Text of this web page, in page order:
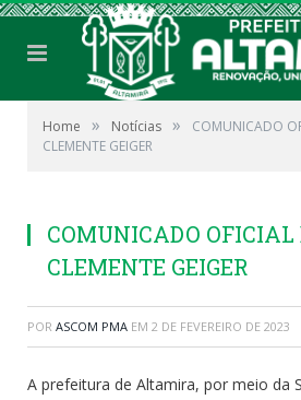
Home » Notícias »
COMUNICADO
CLEMENTE GEIGER
COMUNICADO OFICIAL
CLEMENTE GEIGER
POR ASCOM PMA EM 2 DE FEVEREIRO DE 2023
A prefeitura de Altamira, por meio da